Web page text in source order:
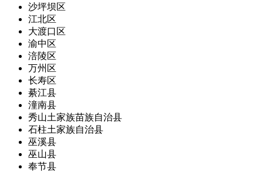
沙坪坝区
江北区
大渡口区
渝中区
涪陵区
万州区
长寿区
綦江县
潼南县
秀山土家族苗族自治县
石柱土家族自治县
巫溪县
巫山县
奉节县